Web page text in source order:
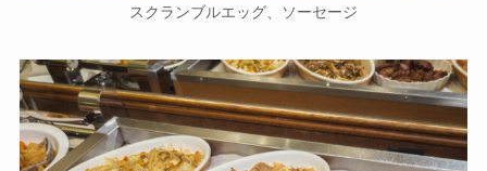
スクランブルエッグ、ソーセージ